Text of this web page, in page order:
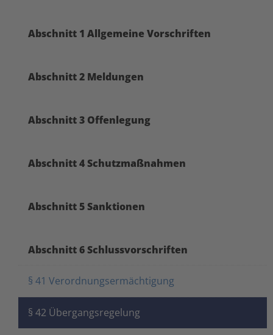
Abschnitt 1 Allgemeine Vorschriften
Abschnitt 2 Meldungen
Abschnitt 3 Offenlegung
Abschnitt 4 Schutzmaßnahmen
Abschnitt 5 Sanktionen
Abschnitt 6 Schlussvorschriften
§ 41 Verordnungsermächtigung
§ 42 Übergangsregelung